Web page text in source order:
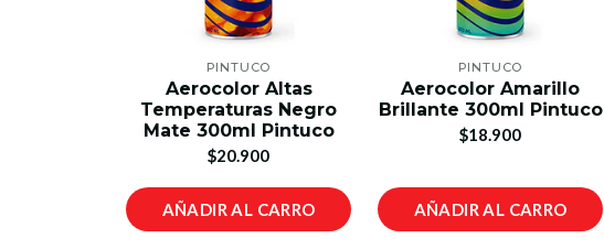
PINTUCO
Aerocolor Altas
Temperaturas Negro
Mate 300ml Pintuco
$20.900
AÑADIR AL CARRO
PINTUCO
Aerocolor Amarillo
Brillante 300ml Pintuco
$18.900
AÑADIR AL CARRO